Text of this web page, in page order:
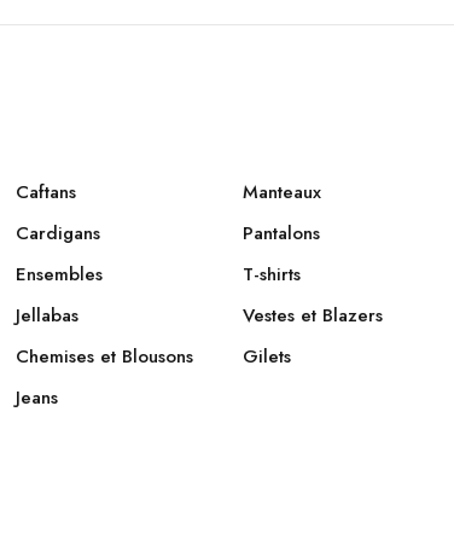
Caftans
Cardigans
Ensembles
Jellabas
Chemises et Blousons
Jeans
Manteaux
Pantalons
T-shirts
Vestes et Blazers
Gilets